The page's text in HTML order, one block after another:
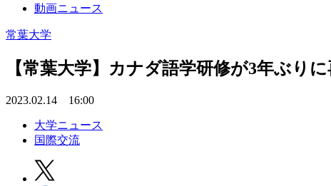
動画ニュース
常葉大学
【常葉大学】カナダ語学研修が3年ぶり
2023.02.14 16:00
大学ニュース
国際交流